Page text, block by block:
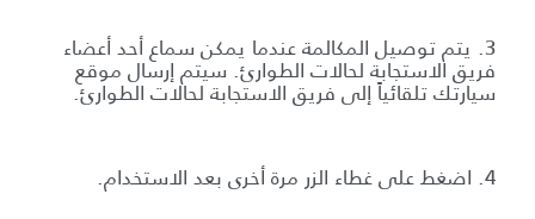
3. يتم توصيل المكالمة عندما يمكن سماع أحد أعضاء
فريق الاستجابة لحالات الطوارئ. سيتم إرسال موقع
سيارتك تلقائياً إلى فريق الاستجابة لحالات الطوارئ.
4. اضغط على غطاء الزر مرة أخرى بعد الاستخدام.